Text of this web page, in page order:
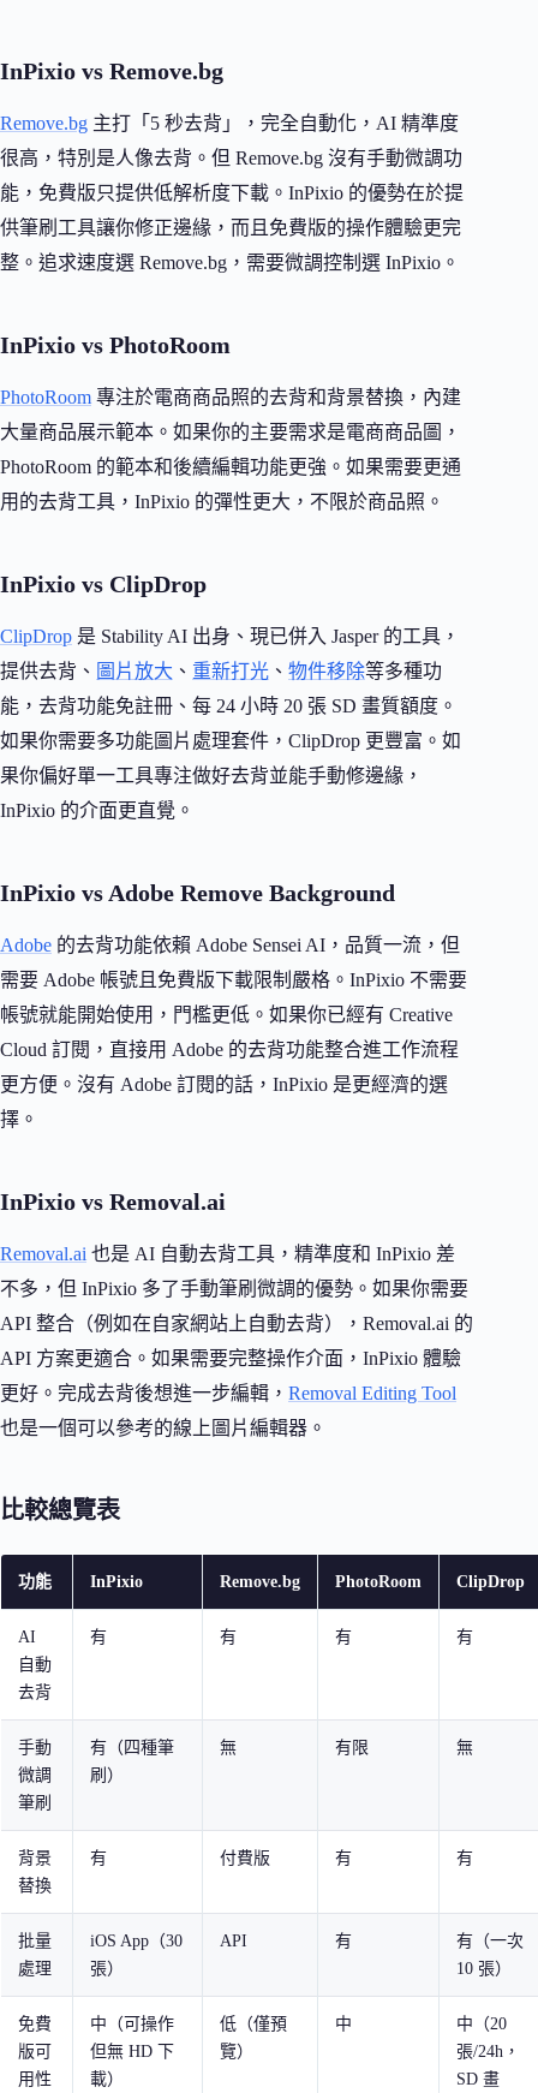
InPixio vs Remove.bg
Remove.bg 主打「5 秒去背」，完全自動化，AI 精準度
很高，特別是人像去背。但 Remove.bg 沒有手動微調功
能，免費版只提供低解析度下載。InPixio 的優勢在於提
供筆刷工具讓你修正邊緣，而且免費版的操作體驗更完
整。追求速度選 Remove.bg，需要微調控制選 InPixio。
InPixio vs PhotoRoom
PhotoRoom 專注於電商商品照的去背和背景替換，內建
大量商品展示範本。如果你的主要需求是電商商品圖，
PhotoRoom 的範本和後續編輯功能更強。如果需要更通
用的去背工具，InPixio 的彈性更大，不限於商品照。
InPixio vs ClipDrop
ClipDrop 是 Stability AI 出身、現已併入 Jasper 的工具，
提供去背、 圖片放大 、 重新打光 、 物件移除等多種功
能，去背功能免註冊、每 24 小時 20 張 SD 畫質額度。
如果你需要多功能圖片處理套件，ClipDrop 更豐富。如
果你偏好單一工具專注做好去背並能手動修邊緣，
InPixio 的介面更直覺。
InPixio vs Adobe Remove Background
Adobe 的去背功能依賴 Adobe Sensei AI，品質一流，但
需要 Adobe 帳號且免費版下載限制嚴格。InPixio 不需要
帳號就能開始使用，門檻更低。如果你已經有 Creative
Cloud 訂閱，直接用 Adobe 的去背功能整合進工作流程
更方便。沒有 Adobe 訂閱的話，InPixio 是更經濟的選
擇。
InPixio vs Removal.ai
Removal.ai 也是 AI 自動去背工具，精準度和 InPixio 差
不多，但 InPixio 多了手動筆刷微調的優勢。如果你需要
API 整合（例如在自家網站上自動去背），Removal.ai 的
API 方案更適合。如果需要完整操作介面，InPixio 體驗
更好。完成去背後想進一步編輯， Removal Editing Tool
也是一個可以參考的線上圖片編輯器。
比較總覽表
功能 InPixio Remove.bg PhotoRoom ClipDrop
AI
自動
去背
有 有 有 有
手動
微調
筆刷
有（四種筆
刷）
無 有限 無
背景
替換
有 付費版 有 有
批量
處理
iOS App（30
張）
API 有
有（一次
10 張）
免費
版可
用性
中（可操作
但無 HD 下
載）
低（僅預
覽）
中
中（20
張/24h，
SD 畫